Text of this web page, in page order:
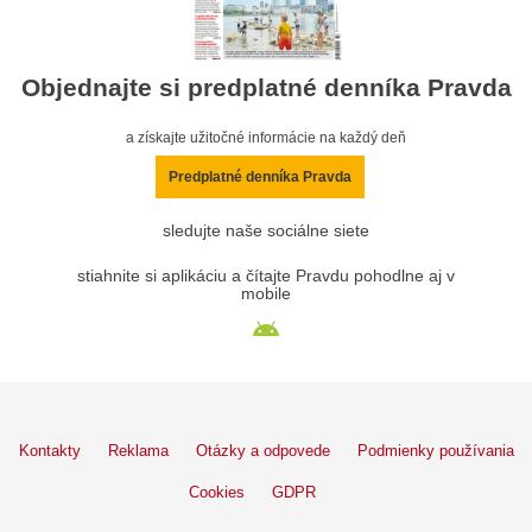
Objednajte si predplatné denníka Pravda
a získajte užitočné informácie na každý deň
Predplatné denníka Pravda
sledujte naše sociálne siete
stiahnite si aplikáciu a čítajte Pravdu pohodlne aj v
mobile
Kontakty Reklama Otázky a odpovede Podmienky používania
Cookies GDPR